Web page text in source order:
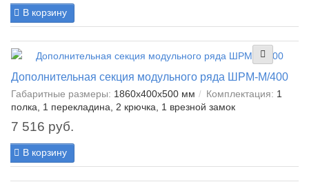
В корзину
Дополнительная секция модульного ряда ШРМ-М/400
Габаритные размеры: 1860x400x500 мм Комплектация: 1
полка, 1 перекладина, 2 крючка, 1 врезной замок
7 516 руб.
В корзину